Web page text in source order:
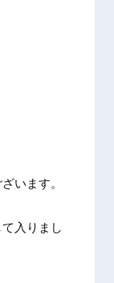
います。
入りまし